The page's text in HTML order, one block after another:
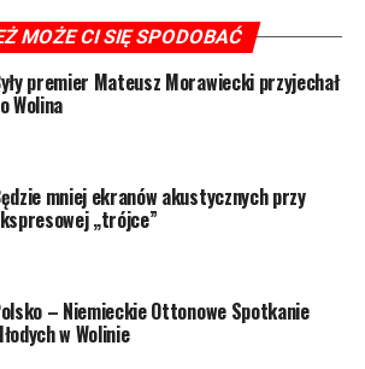
Morawiecki przyjechał do Wolina
akustycznych przy ekspresowej
MOŻE CI SIĘ SPODOBAĆ
premier Mateusz Morawiecki przyjechał
Wolina
mniej ekranów akustycznych przy
„trójce”
– Niemieckie Ottonowe Spotkanie
w Wolinie